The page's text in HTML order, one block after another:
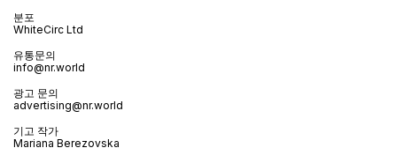
분포
WhiteCirc Ltd
유통문의
info@nr.world
광고 문의
advertising@nr.world
기고 작가
Mariana Berezovska